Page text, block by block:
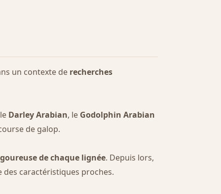
un contexte de recherches
Darley Arabian, le Godolphin Arabian
de galop.
de chaque lignée. Depuis lors,
des caractéristiques proches.